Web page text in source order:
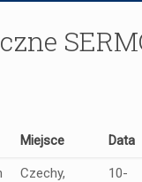
Miejsce Data
Czechy,
10-